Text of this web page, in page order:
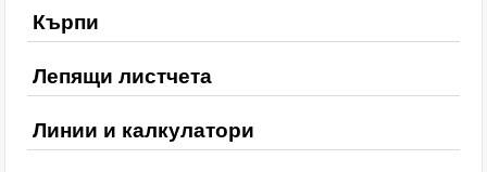
Кърпи
Лепящи листчета
Линии и калкулатори